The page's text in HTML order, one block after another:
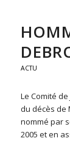
ACTU
Le Comité
du décès de
nommé par
2005 et en